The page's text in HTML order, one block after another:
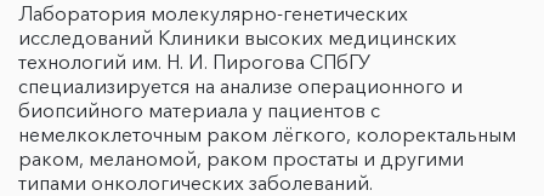
Лаборатория молекулярно-генетических
исследований Клиники высоких медицинских
технологий им. Н. И. Пирогова СПбГУ
специализируется на анализе операционного и
биопсийного материала у пациентов с
немелкоклеточным раком лёгкого, колоректальным
раком, меланомой, раком простаты и другими
типами онкологических заболеваний.